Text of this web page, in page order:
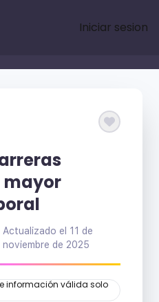
Iniciar sesion
mayor
Actualizado el 11 de
noviembre de 2025
información válida solo